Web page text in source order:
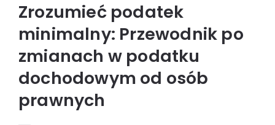
Zrozumieć podatek
minimalny: Przewodnik po
zmianach w podatku
dochodowym od osób
prawnych